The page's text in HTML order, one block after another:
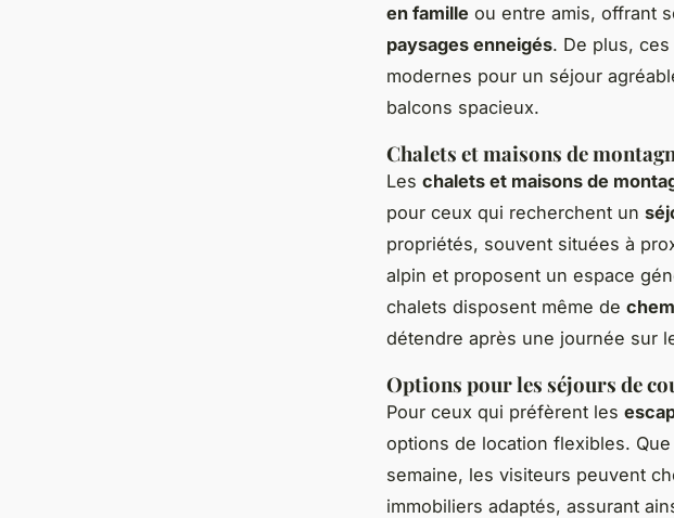
en famille ou entre amis, offrant
paysages enneigés. De plus,
modernes pour un séjour
balcons spacieux.
Chalets et maisons de
Les chalets et maisons de
pour ceux qui recherchent un
propriétés, souvent situées à
alpin et proposent un espace
chalets disposent même de
détendre après une journée sur
Options pour les séjours de
Pour ceux qui préfèrent les
options de location flexibles.
semaine, les visiteurs peuvent
immobiliers adaptés, assurant